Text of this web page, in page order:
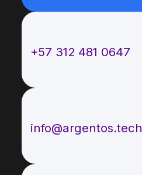
+57 312 481 0647
info@argentos.tech